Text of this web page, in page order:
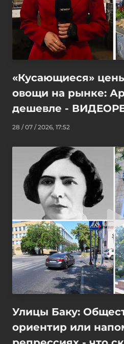
«Кусающиеся»
овощи на рынке:
дешевле -
28 / 07 / 2026, 17:52
Улицы Баку:
ориентир или